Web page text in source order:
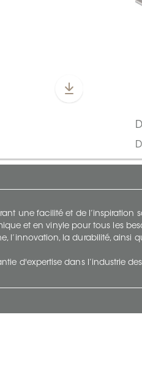
une facilité et de
et en vinyle pour tous les
l’innovation, la durabilité, ainsi
d'expertise dans l’industrie